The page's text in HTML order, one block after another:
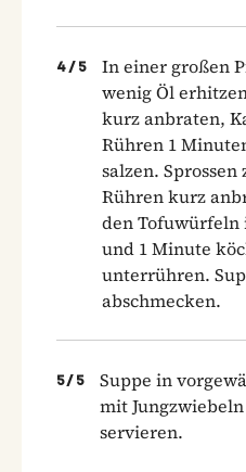
4 / 5
In einer großen
wenig Öl
kurz anbraten,
Rühren 1
salzen.
Rühren kurz
den Tofuwürfeln
und 1 Minute
unterrühren.
abschmecken.
5/ 5
Suppe in
mit
servieren.